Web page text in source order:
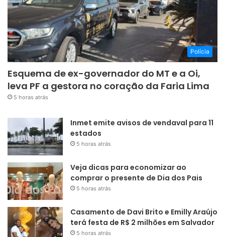
Polícia
Esquema de ex-governador do MT e a Oi,
leva PF a gestora no coração da Faria Lima
5 horas atrás
Inmet emite avisos de vendaval para 11
estados
5 horas atrás
Veja dicas para economizar ao
comprar o presente de Dia dos Pais
5 horas atrás
Casamento de Davi Brito e Emilly Araújo
terá festa de R$ 2 milhões em Salvador
5 horas atrás